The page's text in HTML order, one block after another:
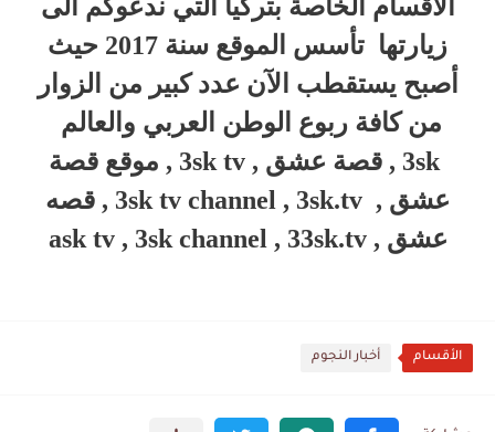
الأقسام الخاصة بتركيا التي ندعوكم الى
زيارتها تأسس الموقع سنة 2017 حيث
أصبح يستقطب الآن عدد كبير من الزوار
من كافة ربوع الوطن العربي والعالم
3sk , قصة عشق , 3sk tv , موقع قصة
عشق , 3sk tv channel , 3sk.tv , قصه
عشق , ask tv , 3sk channel , 33sk.tv
الأقسام أخبار النجوم